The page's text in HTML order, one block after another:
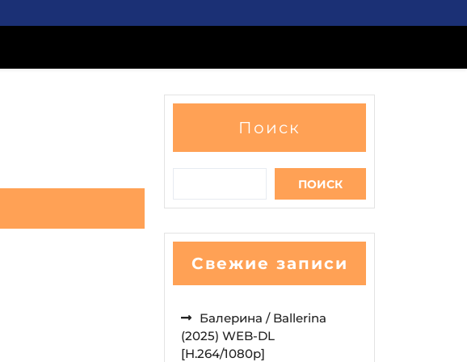
Поиск
ПОИСК
Свежие записи
Балерина / Ballerina
(2025) WEB-DL
[H.264/1080p]